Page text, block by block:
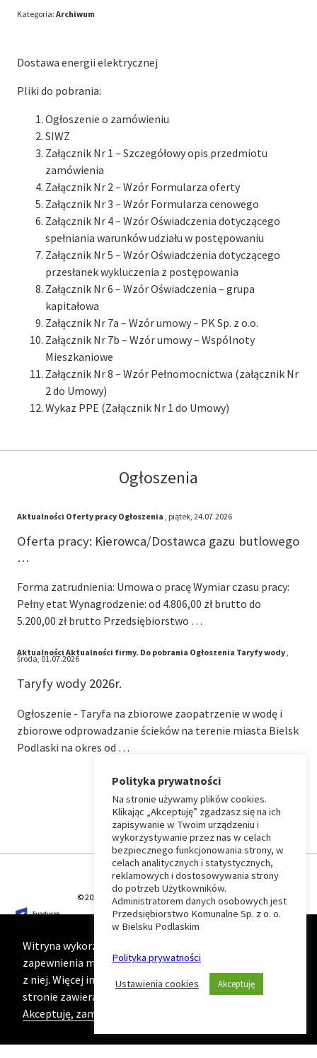
Kategoria: Archiwum
Dostawa energii elektrycznej
Pliki do pobrania:
Ogłoszenie o zamówieniu
SIWZ
Załącznik Nr 1 – Szczegółowy opis przedmiotu
zamówienia
Załącznik Nr 2 – Wzór Formularza oferty
Załącznik Nr 3 – Wzór Formularza cenowego
Załącznik Nr 4 – Wzór Oświadczenia dotyczącego
spełniania warunków udziału w postępowaniu
Załącznik Nr 5 – Wzór Oświadczenia dotyczącego
przesłanek wykluczenia z postępowania
Załącznik Nr 6 – Wzór Oświadczenia – grupa
kapitałowa
Załącznik Nr 7a – Wzór umowy – PK Sp. z o.o.
Załącznik Nr 7b – Wzór umowy – Wspólnoty
Mieszkaniowe
Załącznik Nr 8 – Wzór Pełnomocnictwa (załącznik Nr
2 do Umowy)
Wykaz PPE (Załącznik Nr 1 do Umowy)
Ogłoszenia
Aktualności Oferty pracy Ogłoszenia , piątek, 24.07.2026
Oferta pracy: Kierowca/Dostawca gazu butlowego
…
Forma zatrudnienia: Umowa o pracę Wymiar czasu pracy:
Pełny etat Wynagrodzenie: od 4.806,00 zł brutto do
5.200,00 zł brutto Przedsiębiorstwo …
Aktualności Aktualności firmy. Do pobrania Ogłoszenia Taryfy wody,
środa, 01.07.2026
Taryfy wody 2026r.
Ogłoszenie - Taryfa na zbiorowe zaopatrzenie w wodę i
zbiorowe odprowadzanie ścieków na terenie miasta Bielsk
Podlaski na okres od …
⏶
Wróć
do
początku
strony
© 2026 T-Matic Grupa Computer Plus Sp. z o.o.
Witryna wykorzystuje ciasteczka (cookies) w celu
zapewnienia maksymalnej wygody podczas korzystania
z niej. Więcej informacji na ten temat znajduje się na
stronie zawierającej naszą
Politykę prywatności
Akceptuję, zamknij komunikat
Polityka prywatności
Na stronie używamy plików cookies.
Klikając „Akceptuję” zgadzasz się na ich
zapisywanie w Twoim urządzeniu i
wykorzystywanie przez nas w celach
bezpiecznego funkcjonowania strony, w
celach analitycznych i statystycznych,
reklamowych i dostosowywania strony
do potrzeb Użytkowników.
Administratorem danych osobowych jest
Przedsiębiorstwo Komunalne Sp. z o. o.
w Bielsku Podlaskim
Polityka prywatności
Ustawienia cookies Akceptuję